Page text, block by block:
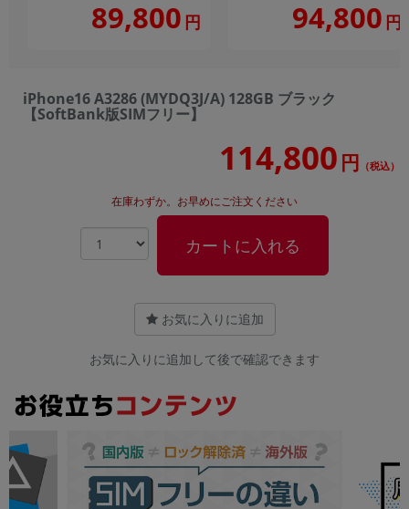
89,800 円 94,800 円
iPhone16 A3286 (MYDQ3J/A) 128GB ブラック
【SoftBank版SIMフリー】
114,800 円 （税込）
在庫わずか。お早めにご注文ください
カートに入れる
お気に入りに追加
お気に入りに追加して後で確認できます